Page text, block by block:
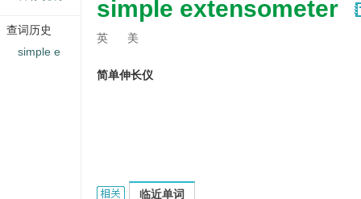
simple extensometer
英 美
简单伸长仪
simple extensometer的相关资料：
临近单词
查词历史
simple e